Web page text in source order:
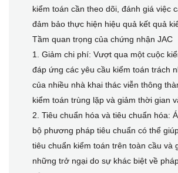
kiểm toán cần theo dõi, đánh giá việc
đảm bảo thực hiện hiệu quả kết quả
Tầm quan trọng của chứng nhận JAC
1. Giảm chi phí: Vượt qua một cuộc
đáp ứng các yêu cầu kiểm toán trách
của nhiều nhà khai thác viễn thông
kiểm toán trùng lặp và giảm thời gian
2. Tiêu chuẩn hóa và tiêu chuẩn hóa:
bộ phương pháp tiêu chuẩn có thể
tiêu chuẩn kiểm toán trên toàn cầu và
những trở ngại do sự khác biệt về